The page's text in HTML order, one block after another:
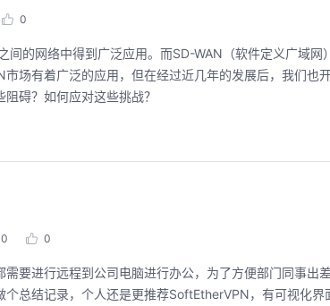
0
的网络中得到广泛应用。而SD-WAN（软件定义广域网
场有着广泛的应用，但在经过近几年的发展后，我们也
碍？如何应对这些挑战？
0 0
要进行远程到公司电脑进行办公，为了方便部门同事出
总结记录，个人还是更推荐SoftEtherVPN，有可视化